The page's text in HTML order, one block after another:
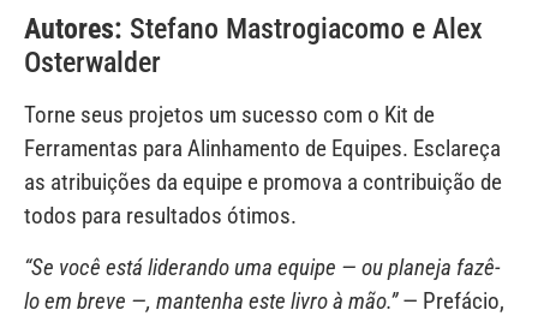
Autores: Stefano Mastrogiacomo e Alex
Osterwalder
Torne seus projetos um sucesso com o Kit de
Ferramentas para Alinhamento de Equipes. Esclareça
as atribuições da equipe e promova a contribuição de
todos para resultados ótimos.
“Se você está liderando uma equipe — ou planeja fazê-
lo em breve —, mantenha este livro à mão.”— Prefácio,